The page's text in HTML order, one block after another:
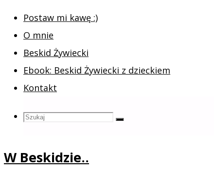
Postaw mi kawę :)
O mnie
Beskid Żywiecki
Ebook: Beskid Żywiecki z dzieckiem
Kontakt
Szukaj
Szukaj:
Szukaj
W Beskidzie..